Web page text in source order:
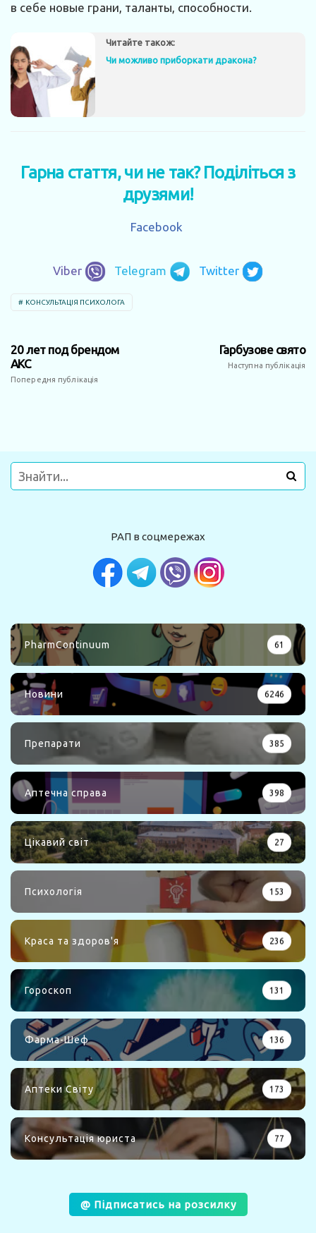
в себе новые грани, таланты, способности.
Читайте також:
Чи можливо приборкати дракона?
Гарна стаття, чи не так? Поділіться з
друзями!
Facebook
Viber Telegram Twitter
КОНСУЛЬТАЦІЯ ПСИХОЛОГА
20 лет под брендом
АКС
Попередня публікація
Гарбузове свято
Наступна публікація
РАП в соцмережах
PharmContinuum 61
Новини 6246
Препарати 385
Аптечна справа 398
Цікавий світ 27
Психологія 153
Краса та здоров'я 236
Гороскоп 131
Фарма-Шеф 136
Аптеки Світу 173
Консультація юриста 77
@ Підписатись на розсилку